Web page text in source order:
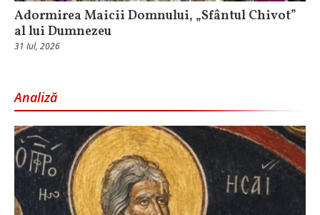
Adormirea Maicii Domnului, „Sfântul Chivot”
al lui Dumnezeu
31 Iul, 2026
Analiză